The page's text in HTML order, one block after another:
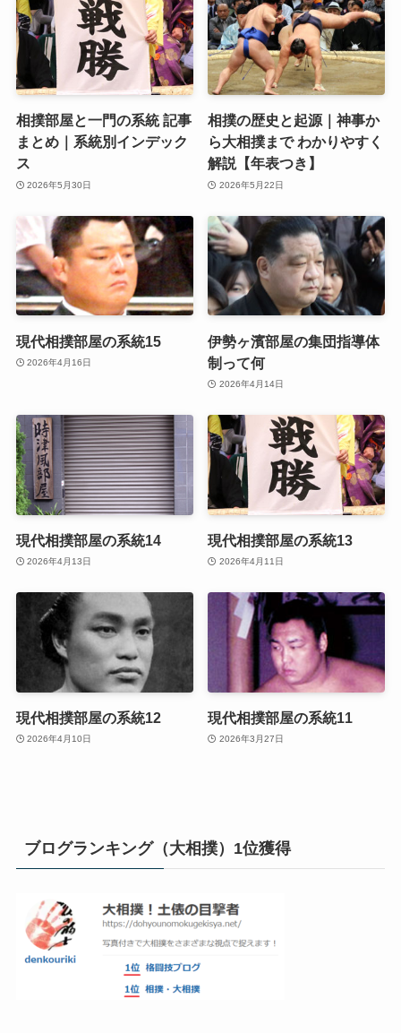
相撲部屋と一門の系統 記事
まとめ｜系統別インデック
ス
2026年5月30日
相撲の歴史と起源｜神事か
ら大相撲まで わかりやすく
解説【年表つき】
2026年5月22日
現代相撲部屋の系統15
2026年4月16日
伊勢ヶ濱部屋の集団指導体
制って何
2026年4月14日
現代相撲部屋の系統14
2026年4月13日
現代相撲部屋の系統13
2026年4月11日
現代相撲部屋の系統12
2026年4月10日
現代相撲部屋の系統11
2026年3月27日
ブログランキング（大相撲）1位獲得